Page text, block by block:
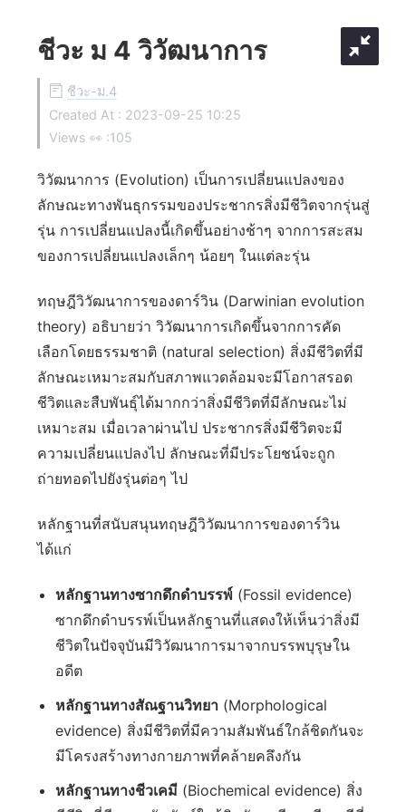
ชีวะ ม 4 วิวัฒนาการ
ชีวะ-ม.4
Created At : 2023-09-25 10:25
Views 👀 :105
วิวัฒนาการ (Evolution) เป็นการเปลี่ยนแปลงของ
ลักษณะทางพันธุกรรมของประชากรสิ่งมีชีวิตจากรุ่นสู่
รุ่น การเปลี่ยนแปลงนี้เกิดขึ้นอย่างช้าๆ จากการสะสม
ของการเปลี่ยนแปลงเล็กๆ น้อยๆ ในแต่ละรุ่น
ทฤษฎีวิวัฒนาการของดาร์วิน (Darwinian evolution
theory) อธิบายว่า วิวัฒนาการเกิดขึ้นจากการคัด
เลือกโดยธรรมชาติ (natural selection) สิ่งมีชีวิตที่มี
ลักษณะเหมาะสมกับสภาพแวดล้อมจะมีโอกาสรอด
ชีวิตและสืบพันธุ์ได้มากกว่าสิ่งมีชีวิตที่มีลักษณะไม่
เหมาะสม เมื่อเวลาผ่านไป ประชากรสิ่งมีชีวิตจะมี
ความเปลี่ยนแปลงไป ลักษณะที่มีประโยชน์จะถูก
ถ่ายทอดไปยังรุ่นต่อๆ ไป
หลักฐานที่สนับสนุนทฤษฎีวิวัฒนาการของดาร์วิน
ได้แก่
หลักฐานทางซากดึกดำบรรพ์ (Fossil evidence)
ซากดึกดำบรรพ์เป็นหลักฐานที่แสดงให้เห็นว่าสิ่งมี
ชีวิตในปัจจุบันมีวิวัฒนาการมาจากบรรพบุรุษใน
อดีต
หลักฐานทางสัณฐานวิทยา (Morphological
evidence) สิ่งมีชีวิตที่มีความสัมพันธ์ใกล้ชิดกันจะ
มีโครงสร้างทางกายภาพที่คล้ายคลึงกัน
หลักฐานทางชีวเคมี (Biochemical evidence) สิ่ง